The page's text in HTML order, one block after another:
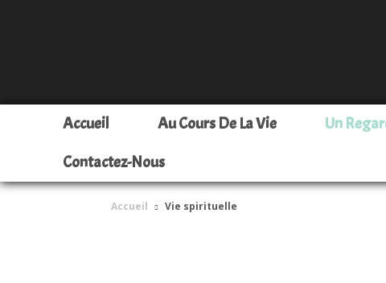
Accueil Au Cours De La Vie Un
Contactez-Nous
Accueil Vie spirituelle